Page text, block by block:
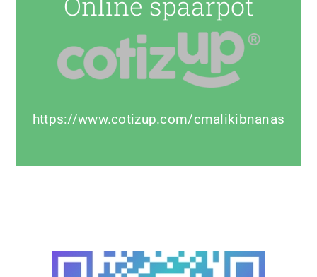
https://www.cotizup.com/cmalikibnanas